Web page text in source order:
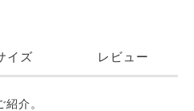
イズ レビュー
介。